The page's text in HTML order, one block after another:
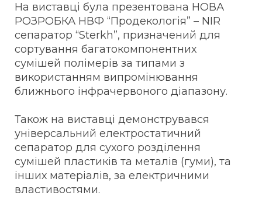
На виставці була презентована НОВА
РОЗРОБКА НВФ “Продекологія” – NIR
сепаратор “Sterkh”, призначений для
сортування багатокомпонентних
сумішей полімерів за типами з
використанням випромінювання
ближнього інфрачервоного діапазону.
Також на виставці демонструвався
універсальний електростатичний
сепаратор для сухого розділення
сумішей пластиків та металів (гуми), та
інших матеріалів, за електричними
властивостями.